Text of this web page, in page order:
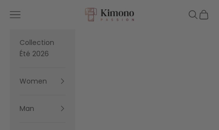
Kimono Passion
Navigation menu Search
Cart
Collection
Été 2026
Women
Man